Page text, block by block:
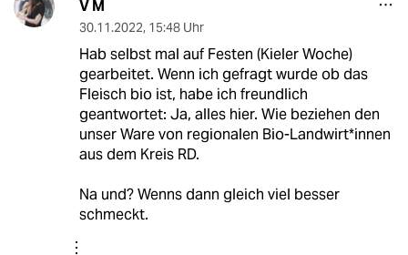
V M
30.11.2022, 15:48 Uhr
Hab selbst mal auf Festen (Kieler Woche)
gearbeitet. Wenn ich gefragt wurde ob das
Fleisch bio ist, habe ich freundlich
geantwortet: Ja, alles hier. Wie beziehen den
unser Ware von regionalen Bio-Landwirt*innen
aus dem Kreis RD.
Na und? Wenns dann gleich viel besser
schmeckt.